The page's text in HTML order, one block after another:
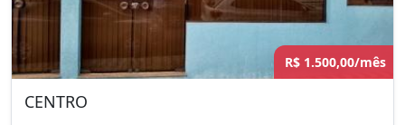
R$ 1.500,00/mês
CENTRO